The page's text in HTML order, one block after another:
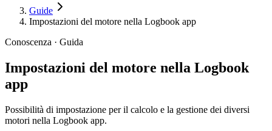
Guide
Impostazioni del motore nella Logbook app
Conoscenza · Guida
Impostazioni del motore nella Logbook
app
Possibilità di impostazione per il calcolo e la gestione dei diversi
motori nella Logbook app.